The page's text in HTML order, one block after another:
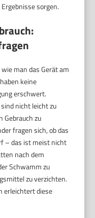
sorgen.
man das Gerät am
keine
erschwert.
nicht leicht zu
zu
fragen sich, ob das
– das ist meist nicht
nach dem
Schwamm zu
zu verzichten.
erleichtert diese